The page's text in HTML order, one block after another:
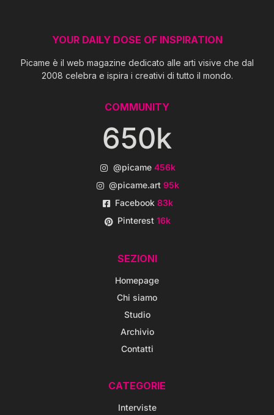
YOUR DAILY DOSE OF INSPIRATION
Picame è il web magazine dedicato alle arti visive che dal
2008 celebra e ispira i creativi di tutto il mondo.
COMMUNITY
650k
@picame 456k
@picame.art95k
Facebook83k
Pinterest16k
SEZIONI
Homepage
Chi siamo
Studio
Archivio
Contatti
CATEGORIE
Interviste